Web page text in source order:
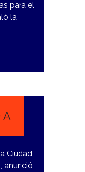
para el
la
A
Ciudad
anunció